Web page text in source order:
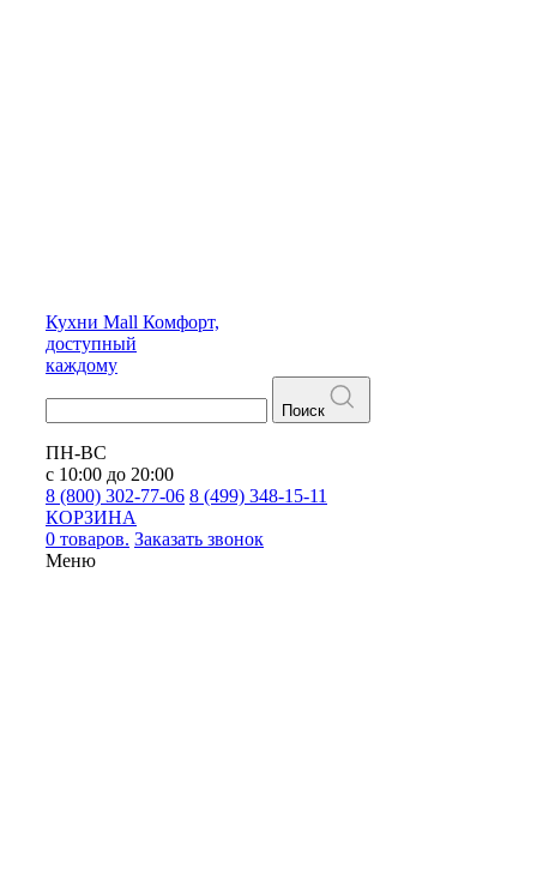
Кухни Mall Комфорт,
доступный
каждому
Поиск
ПН-ВС
с 10:00 до 20:00
8 (800) 302-77-06 8 (499) 348-15-11
КОРЗИНА
0 товаров. Заказать звонок
Меню